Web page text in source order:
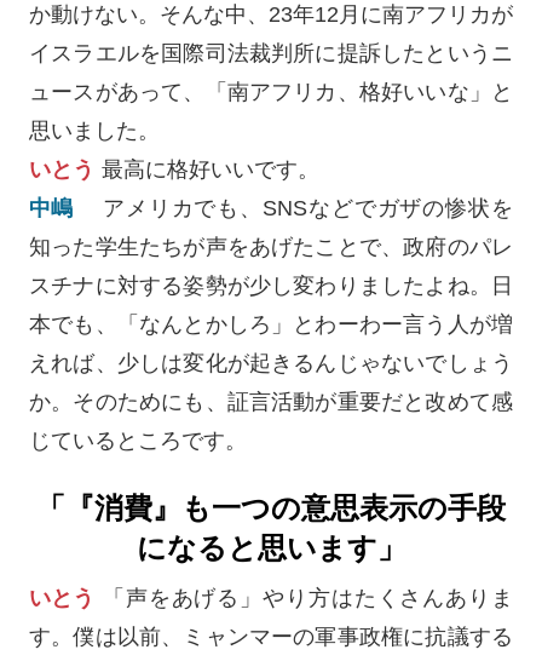
か動けない。そんな中、23年12月に南アフリカが
イスラエルを国際司法裁判所に提訴したというニ
ュースがあって、「南アフリカ、格好いいな」と
思いました。
いとう 最高に格好いいです。
中嶋
アメリカでも、SNSなどでガザの惨状を
知った学生たちが声をあげたことで、政府のパレ
スチナに対する姿勢が少し変わりましたよね。日
本でも、「なんとかしろ」とわーわー言う人が増
えれば、少しは変化が起きるんじゃないでしょう
か。そのためにも、証言活動が重要だと改めて感
じているところです。
「『消費』も一つの意思表示の手段
になると思います」
いとう
「声をあげる」やり方はたくさんありま
す。僕は以前、ミャンマーの軍事政権に抗議する